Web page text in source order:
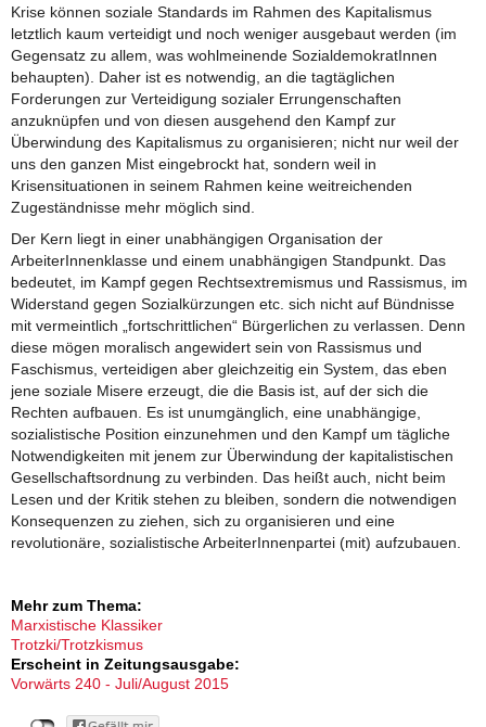
Krise können soziale Standards im Rahmen des Kapitalismus
letztlich kaum verteidigt und noch weniger ausgebaut werden (im
Gegensatz zu allem, was wohlmeinende SozialdemokratInnen
behaupten). Daher ist es notwendig, an die tagtäglichen
Forderungen zur Verteidigung sozialer Errungenschaften
anzuknüpfen und von diesen ausgehend den Kampf zur
Überwindung des Kapitalismus zu organisieren; nicht nur weil der
uns den ganzen Mist eingebrockt hat, sondern weil in
Krisensituationen in seinem Rahmen keine weitreichenden
Zugeständnisse mehr möglich sind.
Der Kern liegt in einer unabhängigen Organisation der
ArbeiterInnenklasse und einem unabhängigen Standpunkt. Das
bedeutet, im Kampf gegen Rechtsextremismus und Rassismus, im
Widerstand gegen Sozialkürzungen etc. sich nicht auf Bündnisse
mit vermeintlich „fortschrittlichen“ Bürgerlichen zu verlassen. Denn
diese mögen moralisch angewidert sein von Rassismus und
Faschismus, verteidigen aber gleichzeitig ein System, das eben
jene soziale Misere erzeugt, die die Basis ist, auf der sich die
Rechten aufbauen. Es ist unumgänglich, eine unabhängige,
sozialistische Position einzunehmen und den Kampf um tägliche
Notwendigkeiten mit jenem zur Überwindung der kapitalistischen
Gesellschaftsordnung zu verbinden. Das heißt auch, nicht beim
Lesen und der Kritik stehen zu bleiben, sondern die notwendigen
Konsequenzen zu ziehen, sich zu organisieren und eine
revolutionäre, sozialistische ArbeiterInnenpartei (mit) aufzubauen.
Mehr zum Thema:
Marxistische Klassiker
Trotzki/Trotzkismus
Erscheint in Zeitungsausgabe:
Vorwärts 240 - Juli/August 2015